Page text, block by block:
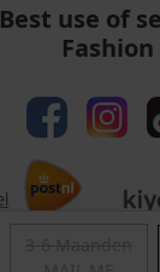
Best use of
Fashion